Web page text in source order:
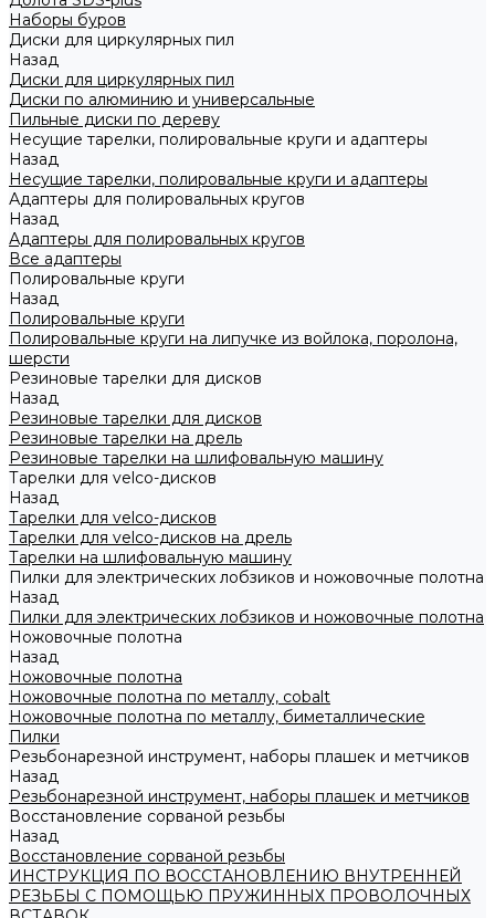
Наборы буров
Диски для циркулярных пил
Назад
Диски для циркулярных пил
Диски по алюминию и универсальные
Пильные диски по дереву
Несущие тарелки, полировальные круги и адаптеры
Назад
Несущие тарелки, полировальные круги и адаптеры
Адаптеры для полировальных кругов
Назад
Адаптеры для полировальных кругов
Все адаптеры
Полировальные круги
Назад
Полировальные круги
Полировальные круги на липучке из войлока, поролона,
шерсти
Резиновые тарелки для дисков
Назад
Резиновые тарелки для дисков
Резиновые тарелки на дрель
Резиновые тарелки на шлифовальную машину
Тарелки для velco-дисков
Назад
Тарелки для velco-дисков
Тарелки для velco-дисков на дрель
Тарелки на шлифовальную машину
Пилки для электрических лобзиков и ножовочные полотна
Назад
Пилки для электрических лобзиков и ножовочные полотна
Ножовочные полотна
Назад
Ножовочные полотна
Ножовочные полотна по металлу, cobalt
Ножовочные полотна по металлу, биметаллические
Пилки
Резьбонарезной инструмент, наборы плашек и метчиков
Назад
Резьбонарезной инструмент, наборы плашек и метчиков
Восстановление сорваной резьбы
Назад
Восстановление сорваной резьбы
ИНСТРУКЦИЯ ПО ВОССТАНОВЛЕНИЮ ВНУТРЕННЕЙ
РЕЗЬБЫ С ПОМОЩЬЮ ПРУЖИННЫХ ПРОВОЛОЧНЫХ